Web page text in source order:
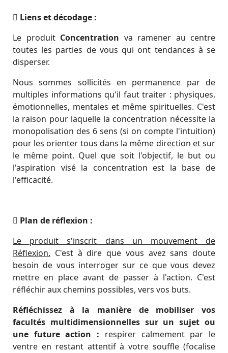
Liens et décodage :
Le produit Concentration va ramener au centre
toutes les parties de vous qui ont tendances à se
disperser.
Nous sommes sollicités en permanence par de
multiples informations qu'il faut traiter : physiques,
émotionnelles, mentales et même spirituelles. C'est
la raison pour laquelle la concentration nécessite la
monopolisation des 6 sens (si on compte l'intuition)
pour les orienter tous dans la même direction et sur
le même point. Quel que soit l'objectif, le but ou
l'aspiration visé la concentration est la base de
l'efficacité.
Plan de réflexion :
Le produit s'inscrit dans un mouvement de
Réflexion. C'est à dire que vous avez sans doute
besoin de vous interroger sur ce que vous devez
mettre en place avant de passer à l'action. C'est
réfléchir aux chemins possibles, vers vos buts.
Réfléchissez à la manière de mobiliser vos
facultés multidimensionnelles sur un sujet ou
une future action : respirer calmement par le
ventre en restant attentif à votre souffle (focalise